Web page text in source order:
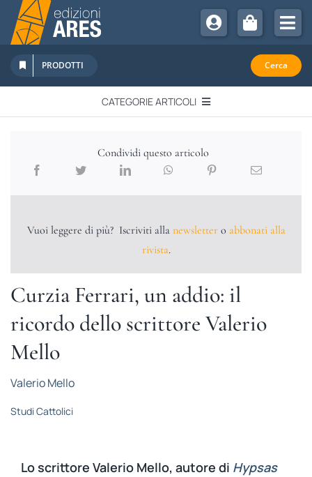
Salta
contenuto
Chi Siamo
Sostienici
Abbonamenti
Newsletter
Libri Ares
PRODOTTI Cerca
CATEGORIE ARTICOLI
QUADERNI MONOGRAFICI
RECENSIONI
STUDI
Condividi questo articolo
Vuoi leggere di più? Iscriviti alla newslettero abbonati alla
rivista.
Curzia Ferrari, un addio: il
ricordo dello scrittore Valerio
Mello
Valerio Mello
Studi Cattolici
Lo scrittore Valerio Mello, autore di Hypsas